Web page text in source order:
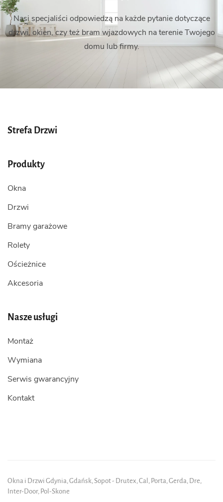
Nasi specjaliści odpowiedzą na każde pytanie dotyczące
drzwi, okien, czy też bram wjazdowych na terenie Twojego
domu lub firmy.
Strefa Drzwi
Produkty
Okna
Drzwi
Bramy garażowe
Rolety
Ościeżnice
Akcesoria
Nasze usługi
Montaż
Wymiana
Serwis gwarancyjny
Kontakt
Okna i Drzwi Gdynia, Gdańsk, Sopot - Drutex, Cal, Porta, Gerda, Dre,
Inter-Door, Pol-Skone